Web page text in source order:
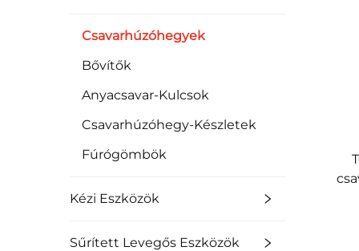
Csavarhúzóhegyek
Bővítők
Anyacsavar-Kulcsok
Csavarhúzóhegy-Készletek
Fúrógömbök
Kézi Eszközök
Sűrített Levegős Eszközök